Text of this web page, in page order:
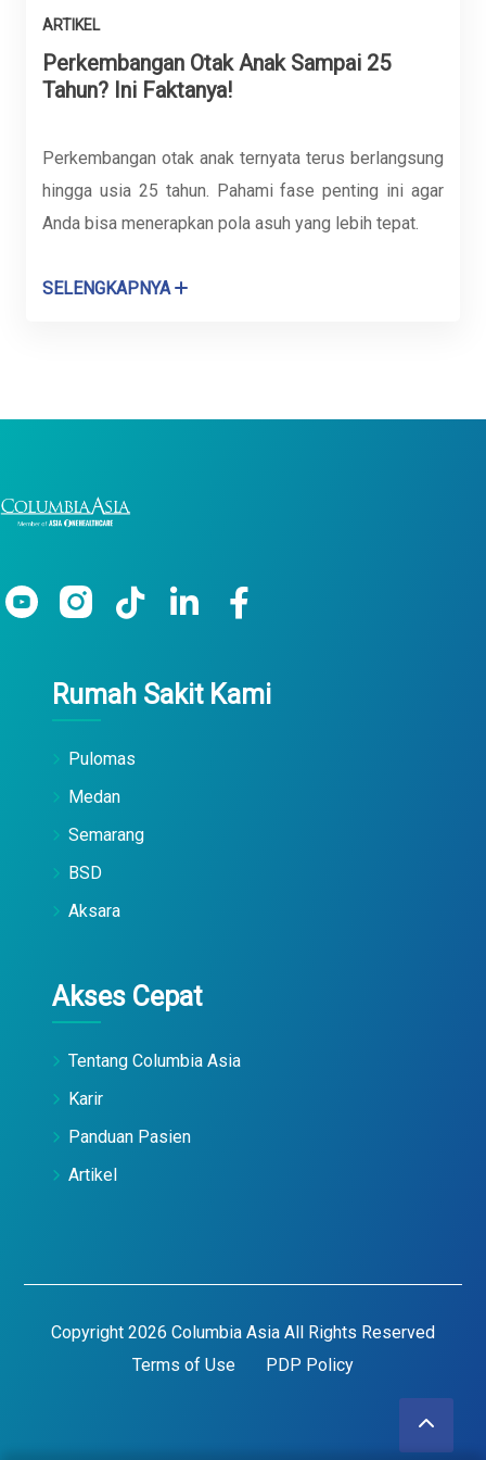
ARTIKEL
Perkembangan Otak Anak Sampai 25
Tahun? Ini Faktanya!
Perkembangan otak anak ternyata terus berlangsung
hingga usia 25 tahun. Pahami fase penting ini agar
Anda bisa menerapkan pola asuh yang lebih tepat.
SELENGKAPNYA
Rumah Sakit Kami
Pulomas
Medan
Semarang
BSD
Aksara
Akses Cepat
Tentang Columbia Asia
Karir
Panduan Pasien
Artikel
Copyright 2026 Columbia Asia All Rights Reserved
Terms of Use
PDP Policy